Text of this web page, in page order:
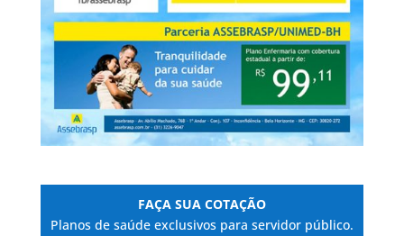
FAÇA SUA COTAÇÃO
Planos de saúde exclusivos para servidor público.